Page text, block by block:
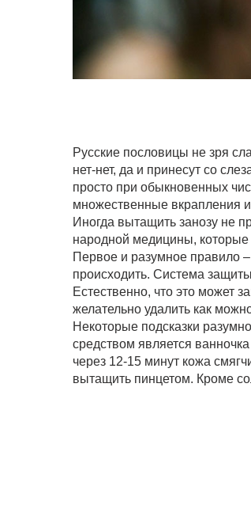
Русские пословицы не зря
нет-нет, да и принесут со
просто при обыкновенных
множественные вкрапления
Иногда вытащить занозу не
народной медицины, которые
Первое и разумное правило –
происходить. Система
Естественно, что это может
желательно удалить как
Некоторые подсказки
средством является
через 12-15 минут кожа
вытащить пинцетом. Кроме